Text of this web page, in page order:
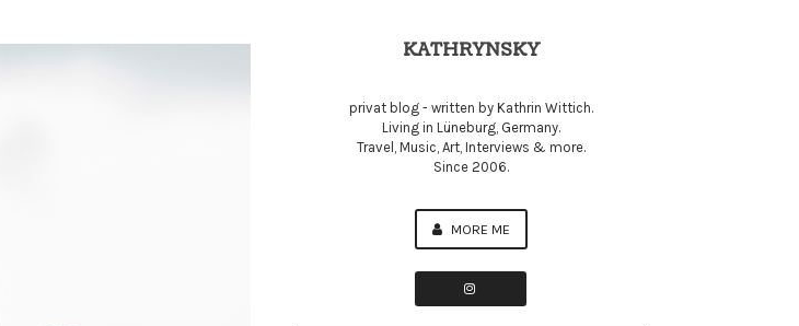
KATHRYNSKY
privat blog - written by Kathrin Wittich.
Living in Lüneburg, Germany.
Travel, Music, Art, Interviews & more.
Since 2006.
MORE ME